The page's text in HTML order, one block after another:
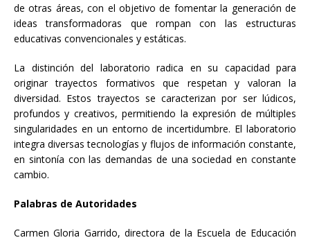
de otras áreas, con el objetivo de fomentar la generación de
ideas transformadoras que rompan con las estructuras
educativas convencionales y estáticas.
La distinción del laboratorio radica en su capacidad para
originar trayectos formativos que respetan y valoran la
diversidad. Estos trayectos se caracterizan por ser lúdicos,
profundos y creativos, permitiendo la expresión de múltiples
singularidades en un entorno de incertidumbre. El laboratorio
integra diversas tecnologías y flujos de información constante,
en sintonía con las demandas de una sociedad en constante
cambio.
Palabras de Autoridades
Carmen Gloria Garrido, directora de la Escuela de Educación